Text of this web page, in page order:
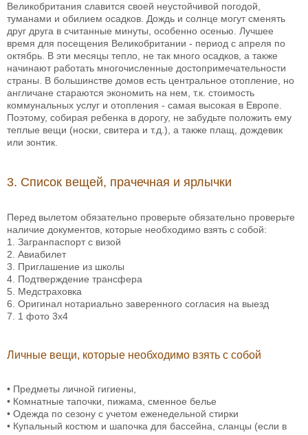
Великобритания славится своей неустойчивой погодой,
туманами и обилием осадков. Дождь и солнце могут сменять
друг друга в считанные минуты, особенно осенью. Лучшее
время для посещения Великобритании - период с апреля по
октябрь. В эти месяцы тепло, не так много осадков, а также
начинают работать многочисленные достопримечательности
страны. В большинстве домов есть центральное отопление, но
англичане стараются экономить на нем, т.к. стоимость
коммунальных услуг и отопления - самая высокая в Европе.
Поэтому, собирая ребенка в дорогу, не забудьте положить ему
теплые вещи (носки, свитера и т.д.), а также плащ, дождевик
или зонтик.
3. Список вещей, прачечная и ярлычки
Перед вылетом обязательно проверьте обязательно проверьте
наличие документов, которые необходимо взять с собой:
1. Загранпаспорт с визой
2. Авиабилет
3. Приглашение из школы
4. Подтверждение трансфера
5. Медстраховка
6. Оригинал нотариально заверенного согласия на выезд
7. 1 фото 3х4
Личные вещи, которые необходимо взять с собой
• Предметы личной гигиены,
• Комнатные тапочки, пижама, сменное белье
• Одежда по сезону с учетом еженедельной стирки
• Купальный костюм и шапочка для бассейна, сланцы (если в